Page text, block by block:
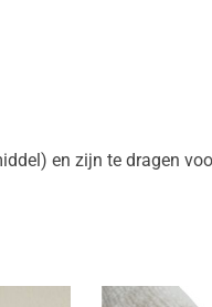
en zijn te dragen